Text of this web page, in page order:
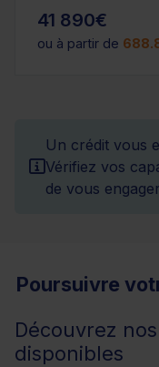
41 890€
ou à partir de
Un crédit vous
Vérifiez vos
de vous
Poursuivre
Découvrez
disponibles